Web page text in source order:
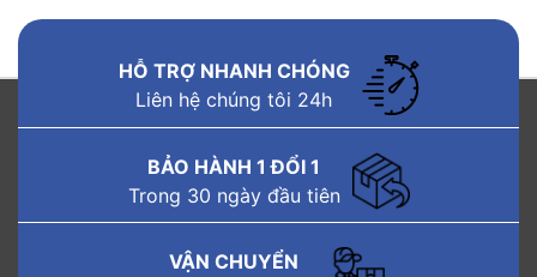
HỖ TRỢ NHANH CHÓNG
Liên hệ chúng tôi 24h
BẢO HÀNH 1 ĐỔI 1
Trong 30 ngày đầu tiên
VẬN CHUYỂN